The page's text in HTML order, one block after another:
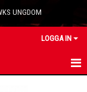
UNGDOM
LOGGA IN